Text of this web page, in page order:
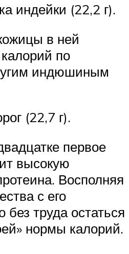
индейки (22,2 г).
в ней
по
индюшиным
(22,7 г).
первое
высокую
Восполняя
с его
труда остаться
нормы калорий.